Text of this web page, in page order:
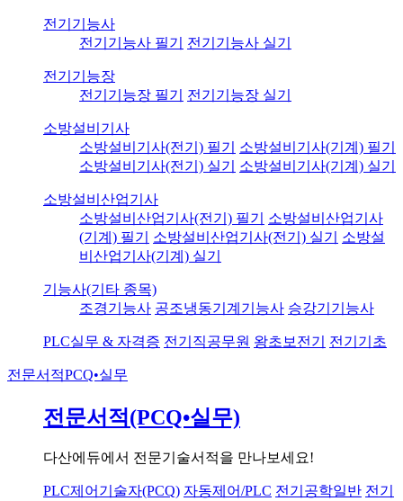
전기기능사
전기기능사 필기
전기기능사 실기
전기기능장
전기기능장 필기
전기기능장 실기
소방설비기사
소방설비기사(전기) 필기
소방설비기사(기계) 필기
소방설비기사(전기) 실기
소방설비기사(기계) 실기
소방설비산업기사
소방설비산업기사(전기) 필기
소방설비산업기사
(기계) 필기
소방설비산업기사(전기) 실기
소방설
비산업기사(기계) 실기
기능사(기타 종목)
조경기능사 공조냉동기계기능사 승강기기능사
PLC실무 & 자격증 전기직공무원 왕초보전기 전기기초
전문서적PCQ•실무
전문서적(PCQ•실무)
다산에듀에서 전문기술서적을 만나보세요!
PLC제어기술자(PCQ) 자동제어/PLC 전기공학일반 전기